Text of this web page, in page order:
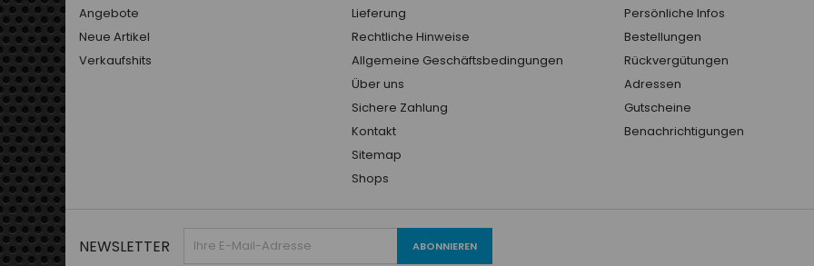
Angebote
Neue Artikel
Verkaufshits
Lieferung
Rechtliche Hinweise
Allgemeine Geschäftsbedingungen
Über uns
Sichere Zahlung
Kontakt
Sitemap
Shops
Persönliche Infos
Bestellungen
Rückvergütungen
Adressen
Gutscheine
Benachrichtigungen
NEWSLETTER